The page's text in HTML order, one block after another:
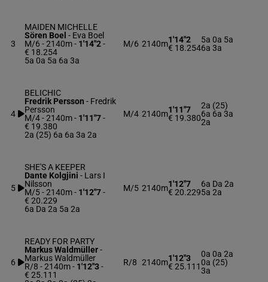
3
MAIDEN MICHELLE
Sören Boel - Eva Boel
M/6 - 2140m- 1'14"2-
€ 18.254
5a 0a 5a 6a 3a
M/6 2140m1'14"2
€ 18.254
5a 0a 5a
6a 3a
4
BELICHIC
Fredrik Persson - Fredrik
Persson
M/4 - 2140m- 1'11"7-
€ 19.380
2a (25) 6a 6a 3a 2a
M/4 2140m1'11"7
€ 19.380
2a (25)
6a 6a 3a
2a
5
SHE'S A KEEPER
Dante Kolgjini - Lars I
Nilsson
M/5 - 2140m- 1'12"7-
€ 20.229
6a Da 2a 5a 2a
M/5 2140m1'12"7
€ 20.229
6a Da 2a
5a 2a
6
READY FOR PARTY
Markus Waldmüller-
Markus Waldmüller
R/8 - 2140m- 1'12"3-
€ 25.111
R/8 2140m1'12"3
€ 25.111
0a 0a 2a
0a (25)
3a